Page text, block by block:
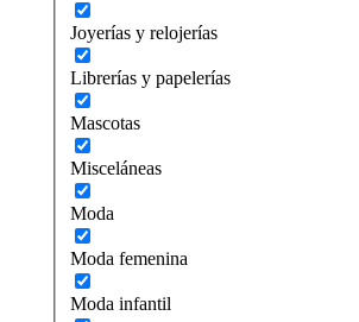
Joyerías y relojerías
Librerías y papelerías
Mascotas
Misceláneas
Moda
Moda femenina
Moda infantil